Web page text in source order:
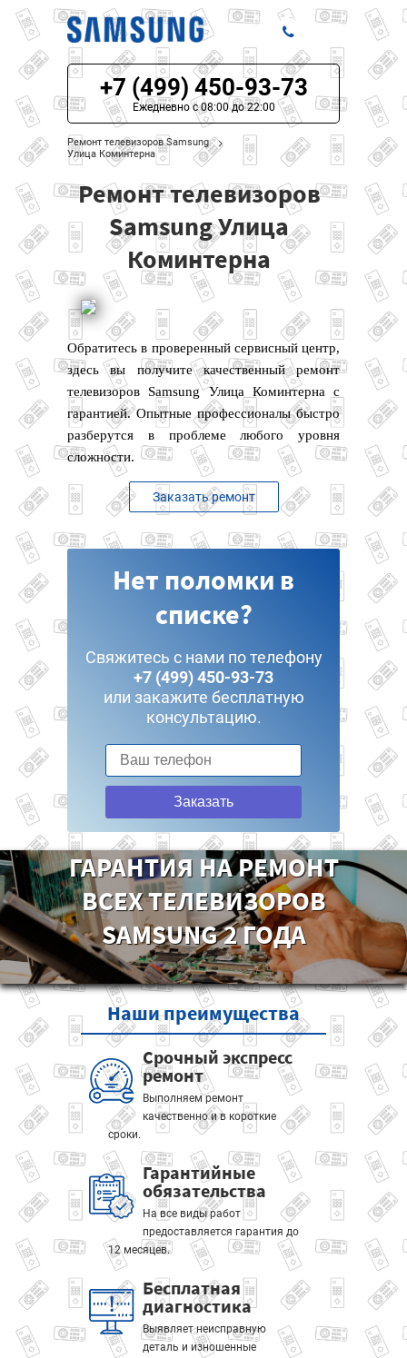
ЦЕНЫ НА РЕМОНТ
О СЕРВИСЕ
МОДЕЛИ SAMSUNG
НАШИ КОНТАКТЫ
+7 (499) 450-93-73
Ежедневно с 08:00 до 22:00
Ремонт телевизоров Samsung
Улица Коминтерна
Ремонт телевизоров
Samsung Улица
Коминтерна
Обратитесь в проверенный сервисный центр,
здесь вы получите качественный ремонт
телевизоров Samsung Улица Коминтерна с
гарантией. Опытные профессионалы быстро
разберутся в проблеме любого уровня
сложности.
Заказать ремонт
Нет поломки в
списке?
Свяжитесь с нами по телефону
+7 (499) 450-93-73
или закажите бесплатную
консультацию.
Заказать
ГАРАНТИЯ НА РЕМОНТ
ВСЕХ ТЕЛЕВИЗОРОВ
SAMSUNG 2 ГОДА
Нашипреимущества
Срочный экспресс
ремонт
Выполняем ремонт
качественно и в короткие
сроки.
Гарантийные
обязательства
На все виды работ
предоставляется гарантия до
12 месяцев.
Бесплатная
диагностика
Выявляет неисправную
деталь и изношенные